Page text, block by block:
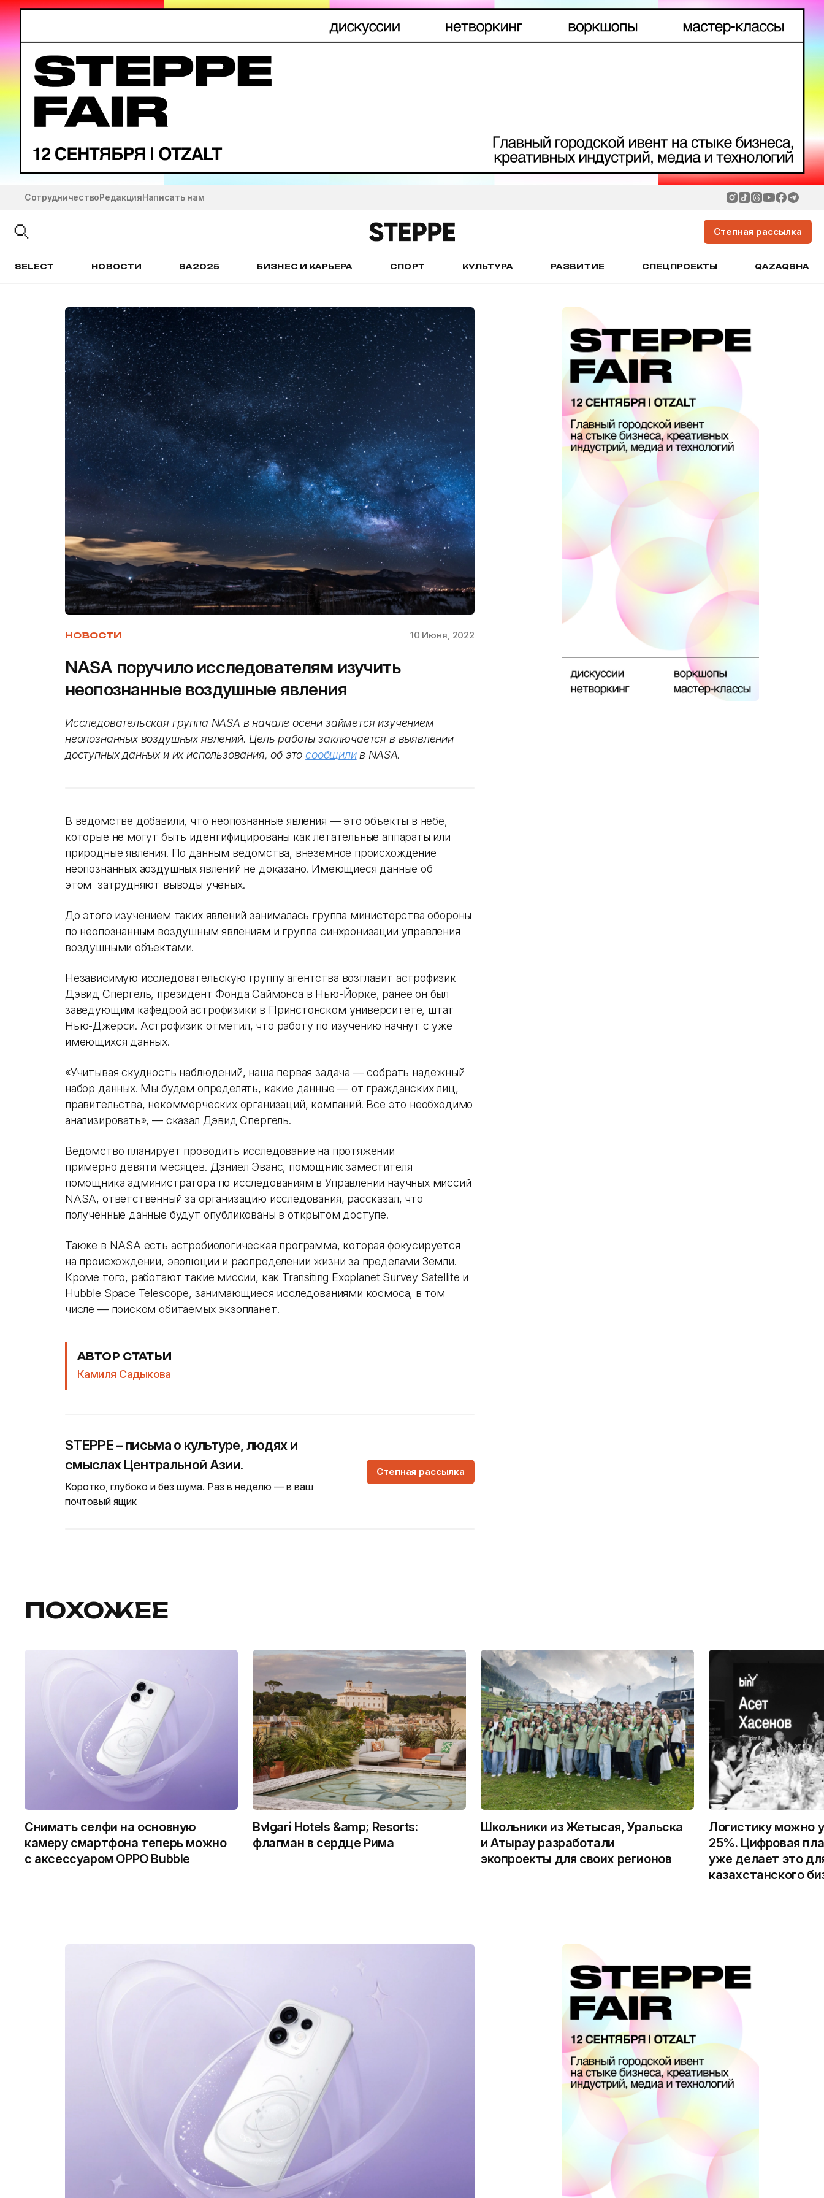
СотрудничествоРедакцияНаписать нам
Степная рассылка
SELECT НОВОСТИ SA2025 БИЗНЕС И КАРЬЕРА СПОРТ КУЛЬТУРА РАЗВИТИЕ СПЕЦПРОЕКТЫ QAZAQSHA
НОВОСТИ 10 Июня, 2022
NASA поручило исследователям изучить
неопознанные воздушные явления
Исследовательская группа NASA в начале осени займется изучением
неопознанных воздушных явлений. Цель работы заключается в выявлении
доступных данных и их использования, об этосообщилив NASA.
В ведомстве добавили, что неопознанные явления — это объекты в небе,
которые не могут быть идентифицированы как летательные аппараты или
природные явления. По данным ведомства, внеземное происхождение
неопознанных аоздушных явлений не доказано. Имеющиеся данные об
этом затрудняют выводы ученых.
До этого изучением таких явлений занималась группа министерства обороны
по неопознанным воздушным явлениям и группа синхронизации управления
воздушными объектами.
Независимую исследовательскую группу агентства возглавит астрофизик
Дэвид Спергель, президент Фонда Саймонса в Нью-Йорке, ранее он был
заведующим кафедрой астрофизики в Принстонском университете, штат
Нью-Джерси. Астрофизик отметил, что работу по изучению начнут с уже
имеющихся данных.
«Учитывая скудность наблюдений, наша первая задача — собрать надежный
набор данных. Мы будем определять, какие данные — от гражданских лиц,
правительства, некоммерческих организаций, компаний. Все это необходимо
анализировать», — сказал Дэвид Спергель.
Ведомство планирует проводить исследование на протяжении
примерно девяти месяцев. Дэниел Эванс, помощник заместителя
помощника администратора по исследованиям в Управлении научных миссий
NASA, ответственный за организацию исследования, рассказал, что
полученные данные будут опубликованы в открытом доступе.
Также в NASA есть астробиологическая программа, которая фокусируется
на происхождении, эволюции и распределении жизни за пределами Земли.
Кроме того, работают такие миссии, как Transiting Exoplanet Survey Satellite и
Hubble Space Telescope, занимающиеся исследованиями космоса, в том
числе — поиском обитаемых экзопланет.
АВТОР СТАТЬИ
Камиля Садыкова
STEPPE – письма о культуре, людях и
смыслах Центральной Азии.
Коротко, глубоко и без шума. Раз в неделю — в ваш
почтовый ящик
Степная рассылка
ПОХОЖЕЕ
Снимать селфи на основную
камеру смартфона теперь можно
с аксессуаром OPPO Bubble
Bvlgari Hotels &amp; Resorts:
флагман в сердце Рима
Школьники из Жетысая, Уральска
и Атырау разработали
экопроекты для своих регионов
Логистику можно
25%. Цифровая
уже делает это
казахстанского